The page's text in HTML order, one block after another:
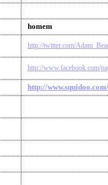
homem
http://twitter.com/
http://www.facebook.com/
http://